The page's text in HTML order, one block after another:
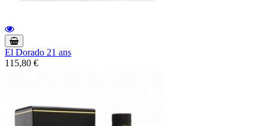
El Dorado 21 ans
115,80 €